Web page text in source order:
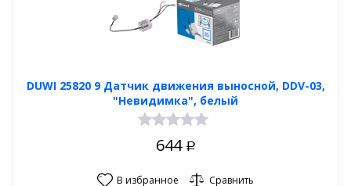
DUWI 25820 9 Датчик движения выносной, DDV-03,
"Невидимка", белый
644 Р
В избранное Сравнить